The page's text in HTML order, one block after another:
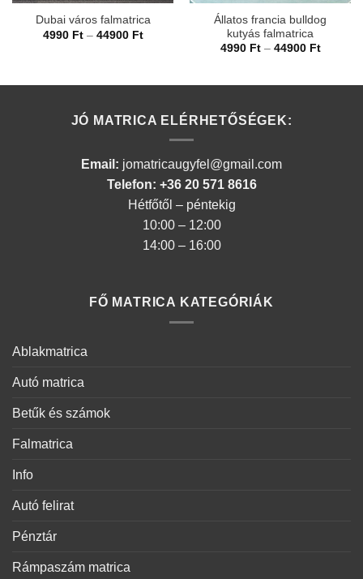
Dubai város falmatrica
4990 Ft – 44900 FtÁrtartomány:
Állatos francia bulldog
kutyás falmatrica
4990 Ft – 44900 Ft
JÓ MATRICA ELÉRHETŐSÉGEK:
Email: jomatricaugyfel@gmail.com
Telefon: +36 20 571 8616
Hétfőtől – péntekig
10:00 – 12:00
14:00 – 16:00
FŐ MATRICA KATEGÓRIÁK
Ablakmatrica
Autó matrica
Betűk és számok
Falmatrica
Info
Autó felirat
Pénztár
Rámpaszám matrica